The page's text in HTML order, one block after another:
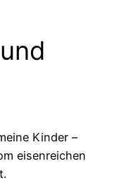
Kinder –
eisenreichen